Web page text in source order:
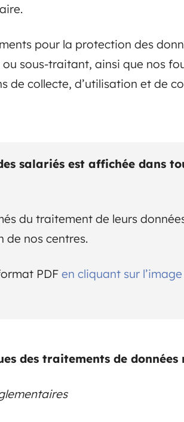
pour la protection des
sous-traitant, ainsi que nos
de collecte, d’utilisation et de
salariés est affichée dans
du traitement de leurs
de nos centres.
PDF en cliquant sur
des traitements de